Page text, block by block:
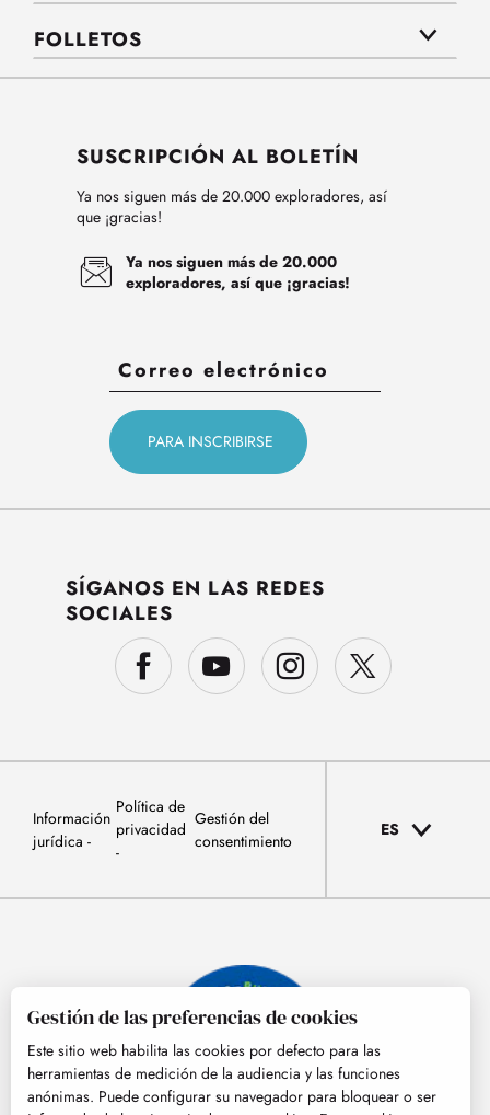
FOLLETOS
SUSCRIPCIÓN AL BOLETÍN
Ya nos siguen más de 20.000 exploradores, así
que ¡gracias!
Ya nos siguen más de 20.000
exploradores, así que ¡gracias!
SÍGANOS EN LAS REDES
SOCIALES
Información
jurídica
Política de
privacidad
Gestión del
consentimiento
ES
Gestión de las preferencias de cookies
Este sitio web habilita las cookies por defecto para las
herramientas de medición de la audiencia y las funciones
anónimas. Puede configurar su navegador para bloquear o ser